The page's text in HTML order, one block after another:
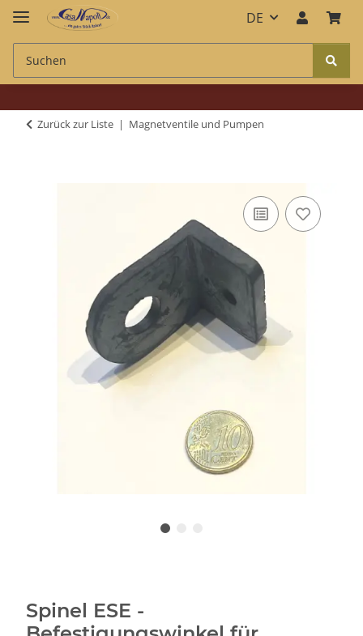
DE
Zurück zur Liste Magnetventile und Pumpen
Spinel ESE -